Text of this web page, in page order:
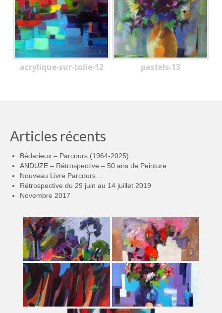
acrylique-sur-toile-12 pastels-13
Articles récents
Bédarieux – Parcours (1964-2025)
ANDUZE – Rétrospective – 50 ans de Peinture
Nouveau Livre Parcours…
Rétrospective du 29 juin au 14 juillet 2019
Novembre 2017